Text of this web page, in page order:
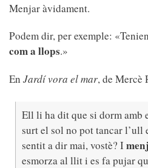
Menjar àvidament.
Podem dir, per exemple:
com a llops.»
En Jardí vora el mar, de Mercè
Ell li ha dit que si dorm amb
surt el sol no pot tancar l’ull
sentit a dir mai, vostè? I
esmorza al llit i es fa pujar